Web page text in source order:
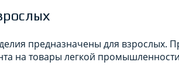
предназначены для взрослых.
на товары легкой